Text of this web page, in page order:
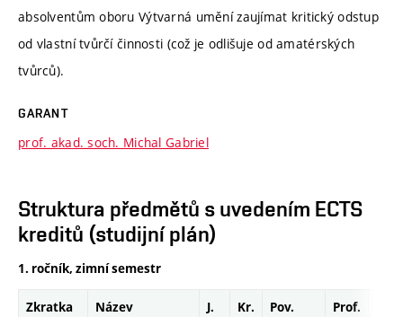
absolventům oboru Výtvarná umění zaujímat kritický odstup
od vlastní tvůrčí činnosti (což je odlišuje od amatérských
tvůrců).
GARANT
prof. akad. soch. Michal Gabriel
Struktura předmětů s uvedením ECTS
kreditů (studijní plán)
1. ročník, zimní semestr
Zkratka Název J. Kr. Pov. Prof.